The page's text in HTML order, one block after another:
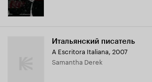
Итальянский писатель
A Escritora Italiana, 2007
Samantha Derek